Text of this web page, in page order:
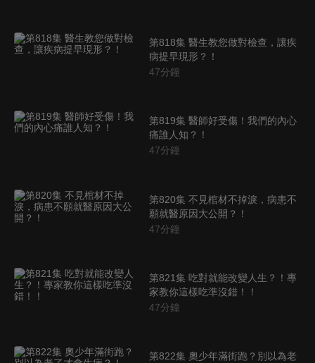
第818集 醫生教您做對檢查，讓疾
病提早現形？！
47分鐘
第819集 醫師好受傷！我們的內心
痛誰人知？！
47分鐘
第820集 不見棺材不掉淚，病患不
願就醫原因大公開？！
47分鐘
第821集 吃對就能改變人生？！專
家教你這樣吃準沒錯！！
47分鐘
第822集 奧少年滿街跑？別以為老